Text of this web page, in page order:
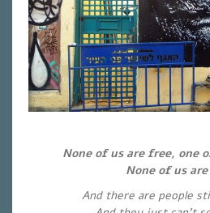
None of us are free, one
None of us
And there are people